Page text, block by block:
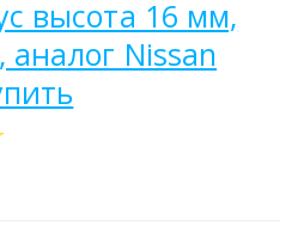
высота 16 мм,
Nissan